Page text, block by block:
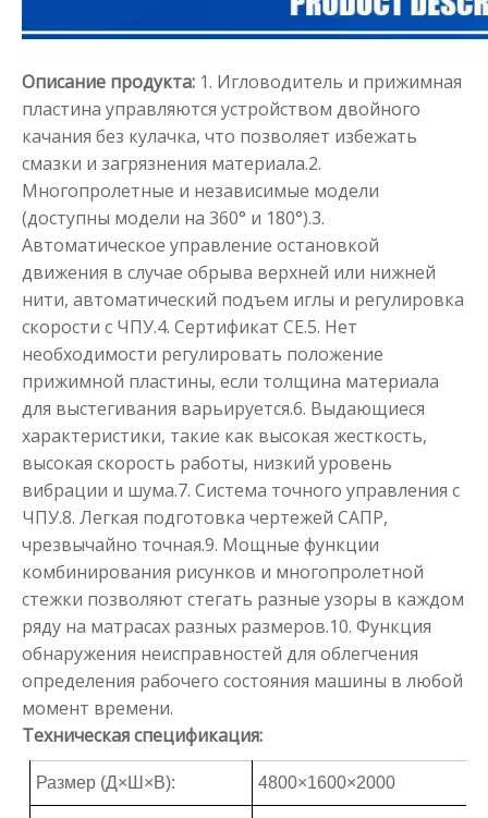
Описание продукта: 1. Игловодитель и прижимная
пластина управляются устройством двойного
качания без кулачка, что позволяет избежать
смазки и загрязнения материала.2.
Многопролетные и независимые модели
(доступны модели на 360° и 180°).3.
Автоматическое управление остановкой
движения в случае обрыва верхней или нижней
нити, автоматический подъем иглы и регулировка
скорости с ЧПУ.4. Сертификат CE.5. Нет
необходимости регулировать положение
прижимной пластины, если толщина материала
для выстегивания варьируется.6. Выдающиеся
характеристики, такие как высокая жесткость,
высокая скорость работы, низкий уровень
вибрации и шума.7. Система точного управления с
ЧПУ.8. Легкая подготовка чертежей САПР,
чрезвычайно точная.9. Мощные функции
комбинирования рисунков и многопролетной
стежки позволяют стегать разные узоры в каждом
ряду на матрасах разных размеров.10. Функция
обнаружения неисправностей для облегчения
определения рабочего состояния машины в любой
момент времени.
Техническая спецификация:
Размер (Д×Ш×В): 4800×1600×2000